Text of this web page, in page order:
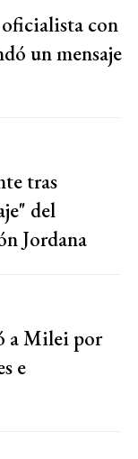
con
un mensaje
tras
del
Jordana
a Milei por
e